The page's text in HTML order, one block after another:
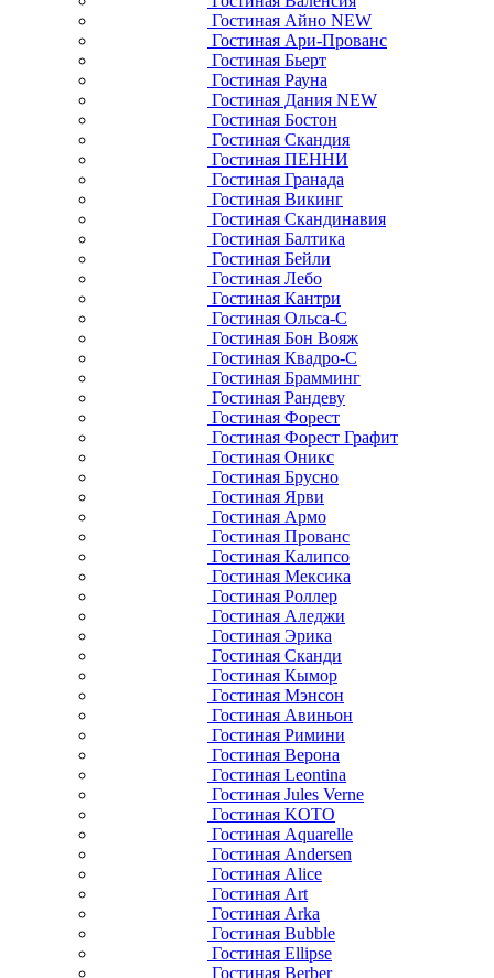
Гостиная Айно NEW
Гостиная Ари-Прованс
Гостиная Бьерт
Гостиная Рауна
Гостиная Дания NEW
Гостиная Бостон
Гостиная Скандия
Гостиная ПЕННИ
Гостиная Гранада
Гостиная Викинг
Гостиная Скандинавия
Гостиная Балтика
Гостиная Бейли
Гостиная Лебо
Гостиная Кантри
Гостиная Ольса-С
Гостиная Бон Вояж
Гостиная Квадро-С
Гостиная Брамминг
Гостиная Рандеву
Гостиная Форест
Гостиная Форест Графит
Гостиная Оникс
Гостиная Брусно
Гостиная Ярви
Гостиная Армо
Гостиная Прованс
Гостиная Калипсо
Гостиная Мексика
Гостиная Роллер
Гостиная Аледжи
Гостиная Эрика
Гостиная Сканди
Гостиная Кымор
Гостиная Мэнсон
Гостиная Авиньон
Гостиная Римини
Гостиная Верона
Гостиная Leontina
Гостиная Jules Verne
Гостиная KOTO
Гостиная Aquarelle
Гостиная Andersen
Гостиная Alice
Гостиная Art
Гостиная Arka
Гостиная Bubble
Гостиная Ellipse
Гостиная Berber